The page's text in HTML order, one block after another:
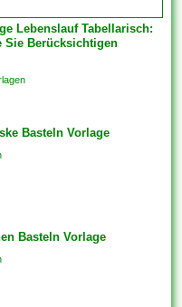
Lebenslauf Tabellarisch:
Sie Berücksichtigen
Basteln Vorlage
Basteln Vorlage